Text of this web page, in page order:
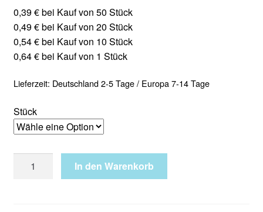
0,39 € bei Kauf von 50 Stück
0,49 € bei Kauf von 20 Stück
0,54 € bei Kauf von 10 Stück
0,64 € bei Kauf von 1 Stück
Lieferzeit: Deutschland 2-5 Tage / Europa 7-14 Tage
Stück
PapierschabloneIn den Warenkorb